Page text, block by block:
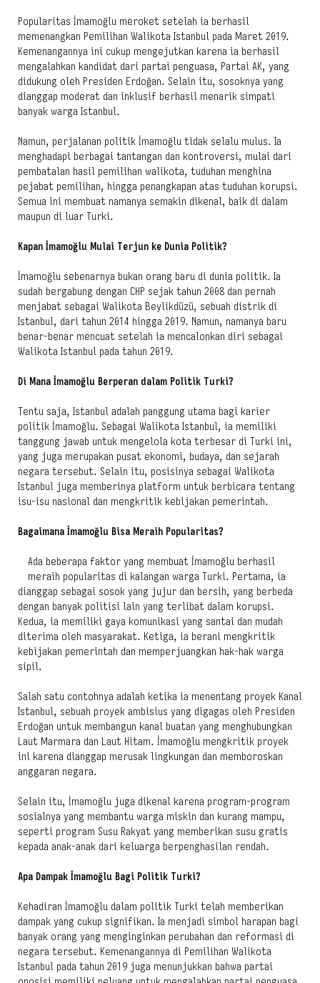
Popularitas İmamoğlu meroket setelah ia berhasil
memenangkan Pemilihan Walikota Istanbul pada Maret 2019.
Kemenangannya ini cukup mengejutkan karena ia berhasil
mengalahkan kandidat dari partai penguasa, Partai AK, yang
didukung oleh Presiden Erdoğan. Selain itu, sosoknya yang
dianggap moderat dan inklusif berhasil menarik simpati
banyak warga Istanbul.
Namun, perjalanan politik İmamoğlu tidak selalu mulus. Ia
menghadapi berbagai tantangan dan kontroversi, mulai dari
pembatalan hasil pemilihan walikota, tuduhan menghina
pejabat pemilihan, hingga penangkapan atas tuduhan korupsi.
Semua ini membuat namanya semakin dikenal, baik di dalam
maupun di luar Turki.
Kapan İmamoğlu Mulai Terjun ke Dunia Politik?
İmamoğlu sebenarnya bukan orang baru di dunia politik. Ia
sudah bergabung dengan CHP sejak tahun 2008 dan pernah
menjabat sebagai Walikota Beylikdüzü, sebuah distrik di
Istanbul, dari tahun 2014 hingga 2019. Namun, namanya baru
benar-benar mencuat setelah ia mencalonkan diri sebagai
Walikota Istanbul pada tahun 2019.
Di Mana İmamoğlu Berperan dalam Politik Turki?
Tentu saja, Istanbul adalah panggung utama bagi karier
politik İmamoğlu. Sebagai Walikota Istanbul, ia memiliki
tanggung jawab untuk mengelola kota terbesar di Turki ini,
yang juga merupakan pusat ekonomi, budaya, dan sejarah
negara tersebut. Selain itu, posisinya sebagai Walikota
Istanbul juga memberinya platform untuk berbicara tentang
isu-isu nasional dan mengkritik kebijakan pemerintah.
Bagaimana İmamoğlu Bisa Meraih Popularitas?
Ada beberapa faktor yang membuat İmamoğlu berhasil
meraih popularitas di kalangan warga Turki. Pertama, ia
dianggap sebagai sosok yang jujur dan bersih, yang berbeda
dengan banyak politisi lain yang terlibat dalam korupsi.
Kedua, ia memiliki gaya komunikasi yang santai dan mudah
diterima oleh masyarakat. Ketiga, ia berani mengkritik
kebijakan pemerintah dan memperjuangkan hak-hak warga
sipil.
Salah satu contohnya adalah ketika ia menentang proyek Kanal
Istanbul, sebuah proyek ambisius yang digagas oleh Presiden
Erdoğan untuk membangun kanal buatan yang menghubungkan
Laut Marmara dan Laut Hitam. İmamoğlu mengkritik proyek
ini karena dianggap merusak lingkungan dan memboroskan
anggaran negara.
Selain itu, İmamoğlu juga dikenal karena program-program
sosialnya yang membantu warga miskin dan kurang mampu,
seperti program Susu Rakyat yang memberikan susu gratis
kepada anak-anak dari keluarga berpenghasilan rendah.
Apa Dampak İmamoğlu Bagi Politik Turki?
Kehadiran İmamoğlu dalam politik Turki telah memberikan
dampak yang cukup signifikan. Ia menjadi simbol harapan bagi
banyak orang yang menginginkan perubahan dan reformasi di
negara tersebut. Kemenangannya di Pemilihan Walikota
Istanbul pada tahun 2019 juga menunjukkan bahwa partai